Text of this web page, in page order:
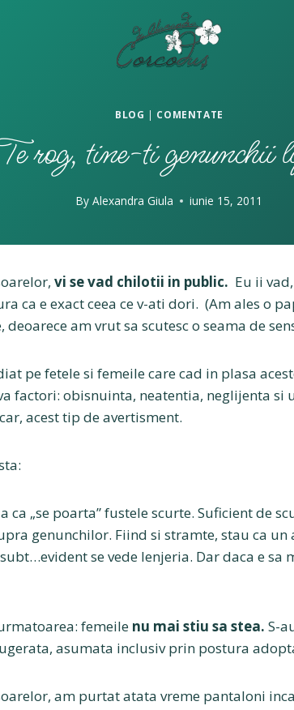
BLOG | COMENTATE
rog, tine-ti genunchii
By Alexandra Giula iunie 15, 2011
vi se vad chilotii in public. Eu ii
ca e exact ceea ce v-ati dori. (Am ales o
deoarece am vrut sa scutesc o seama de
pe fetele si femeile care cad in plasa
factori: obisnuinta, neatentia, neglijenta
acest tip de avertisment.
ca „se poarta” fustele scurte. Suficient de
genunchilor. Fiind si stramte, stau ca un
se vede lenjeria. Dar daca e sa
femeile nu mai stiu sa stea. S-
asumata inclusiv prin postura
am purtat atata vreme pantaloni